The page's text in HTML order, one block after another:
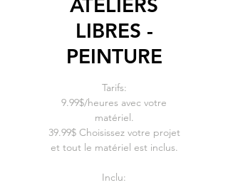
ATELIERS
LIBRES -
PEINTURE
Tarifs:
9.99$/heures avec votre
matériel.
39.99$ Choisissez votre projet
et tout le matériel est inclus.
Inclu: